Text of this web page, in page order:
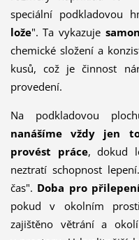
speciální podkladovou
lože". Ta vykazuje
chemické složení a
kusů, což je činnost
provedení.
Na podkladovou
nanášíme vždy jen
provést práce, dokud
neztratí schopnost
čas". Doba pro
pokud v okolním
zajištěno větrání a